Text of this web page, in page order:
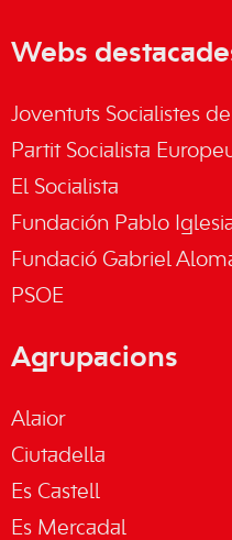
Webs
Joventuts Socialistes
Partit Socialista
El Socialista
Fundación Pablo
Fundació Gabriel
PSOE
Agrupacions
Alaior
Ciutadella
Es Castell
Es Mercadal